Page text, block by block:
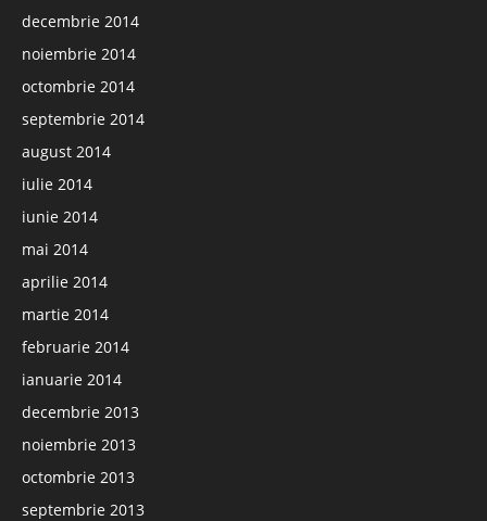
decembrie 2014
noiembrie 2014
octombrie 2014
septembrie 2014
august 2014
iulie 2014
iunie 2014
mai 2014
aprilie 2014
martie 2014
februarie 2014
ianuarie 2014
decembrie 2013
noiembrie 2013
octombrie 2013
septembrie 2013